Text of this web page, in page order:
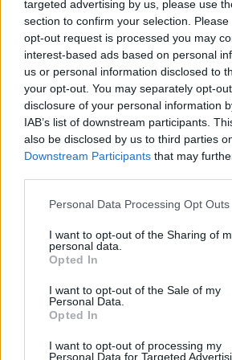
targeted advertising by us, please use
section to confirm your selection.
opt-out request is processed you may
interest-based ads based on personal
us or personal information disclosed to
your opt-out. You may separately opt-
disclosure of your personal information
IAB’s list of downstream participants.
also be disclosed by us to third parties
Downstream Participants that may
Personal Data Processing Opt Outs
I want to opt-out of the Sharing of
personal data.
Opted In
I want to opt-out of the Sale of my
Personal Data.
Opted In
I want to opt-out of processing my
Personal Data for Targeted
Žiniasklaida: Rusija svarsto
smūgius Baltijos regione
Ukrainos gamybos
„Kiek man žinoma, ponas
Generalinė prokuratūra
pranešimą kaip nepagrįstą ar
Generalinė prokuratūra man
nagrinėti Specialiųjų tyrimų